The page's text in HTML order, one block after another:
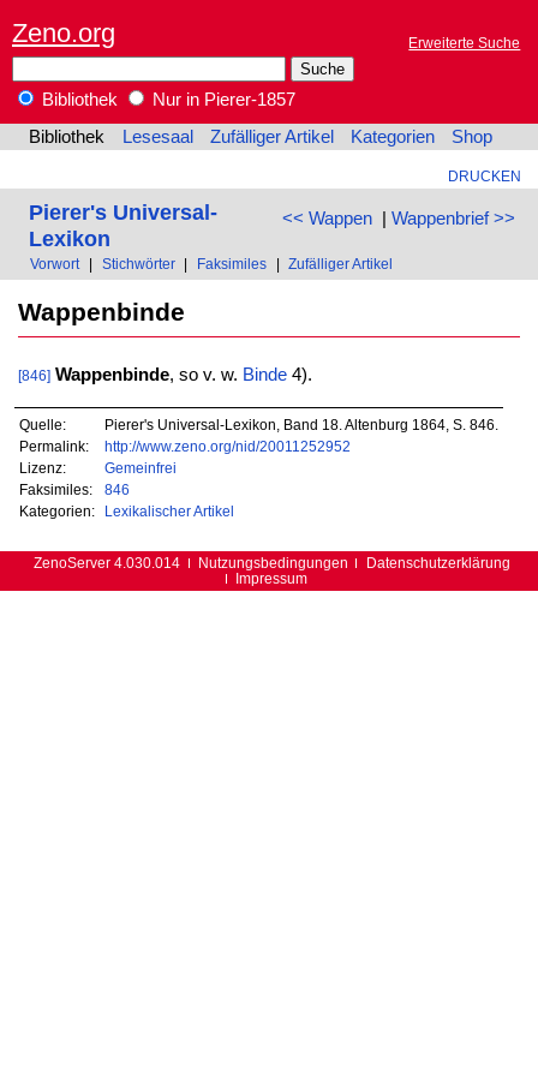
Zeno.org Erweiterte Suche
Bibliothek
Nur in Pierer-1857
Bibliothek
Lesesaal Zufälliger Artikel Kategorien Shop
DRUCKEN
<< Wappen| Wappenbrief >>
Pierer's Universal-
Lexikon
Vorwort Stichwörter Faksimiles Zufälliger Artikel
Wappenbinde
[846] Wappenbinde, so v. w. Binde4).
Quelle:
Pierer's Universal-Lexikon, Band 18. Altenburg 1864, S. 846.
Permalink:
http://www.zeno.org/nid/20011252952
Lizenz:
Gemeinfrei
Faksimiles:
846
Kategorien:
Lexikalischer Artikel
ZenoServer 4.030.014 Nutzungsbedingungen
Datenschutzerklärung
Impressum